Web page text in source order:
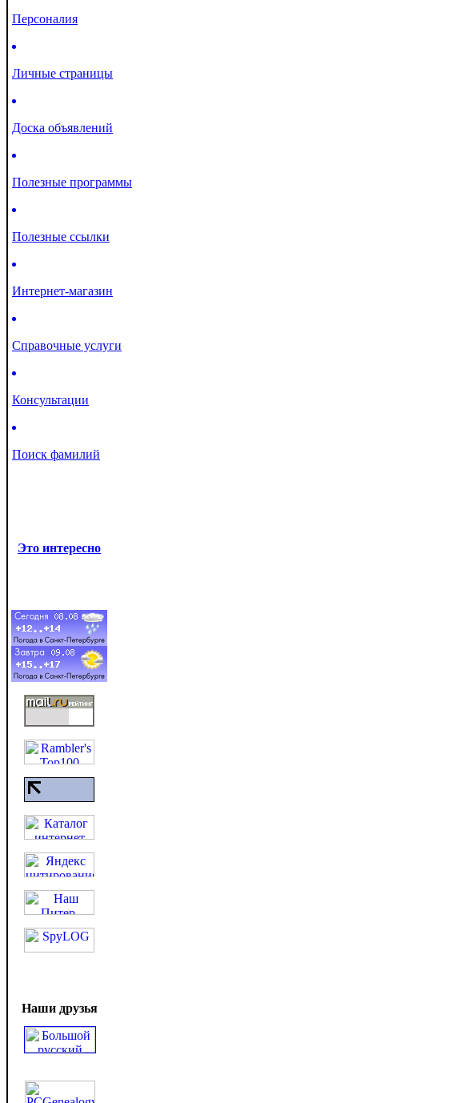
Персоналия
Личные страницы
Доска объявлений
Полезные программы
Полезные ссылки
Интернет-магазин
Справочные услуги
Консультации
Поиск фамилий
Это интересно
Наши друзья